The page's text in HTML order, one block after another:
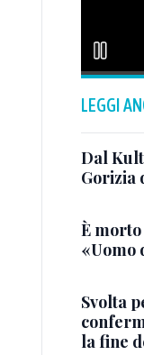
LEGGI
Dal
Gorizia
È
«Uomo
Svolta
la fine